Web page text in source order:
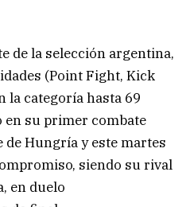
de la selección argentina,
(Point Fight, Kick
la categoría hasta 69
su primer combate
Hungría y este martes
siendo su rival
en duelo